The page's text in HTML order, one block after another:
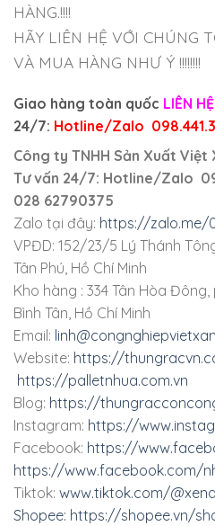
HÀNG.!!!!
HÃY LIÊN HỆ VỚI CHÚNG
VÀ MUA HÀNG NHƯ Ý !!!!!!!!
Giao hàng toàn quốc LIÊN
24/7: Hotline/Zalo
Công ty TNHH Sản Xuất Việt
Tư vấn 24/7: Hotline/Zalo
028 62790375
Zalo tại đây: https://zalo.me/
VPĐD: 152/23/5 Lý Thánh
Tân Phú, Hồ Chí Minh
Kho hàng : 334 Tân Hòa
Bình Tân, Hồ Chí Minh
Email:
Website: https://
https://palletnhua.com.vn
Blog: https://
Instagram: https://
Facebook: https://
https://www.facebook.com/
Tiktok: www.tiktok.com/
Shopee: https://shopee.vn/